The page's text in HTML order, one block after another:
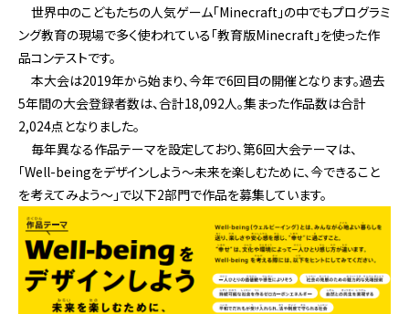
世界中のこどもたちの人気ゲーム「Minecraft」の中でもプログラミ
ング教育の現場で多く使われている「教育版Minecraft」を使った作
品コンテストです。
本大会は2019年から始まり、今年で6回目の開催となります。過去
5年間の大会登録者数は、合計18,092人。集まった作品数は合計
2,024点となりました。
毎年異なる作品テーマを設定しており、第6回大会テーマは、
「Well-beingをデザインしよう～未来を楽しむために、今できること
を考えてみよう～」で以下2部門で作品を募集しています。